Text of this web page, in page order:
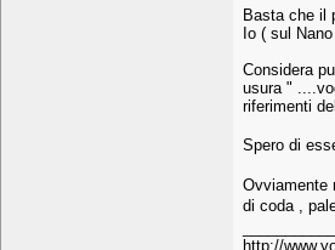
Basta che il
Io ( sul
Considera
usura "
riferimenti
Spero di
Ovviamente
di coda ,
http://